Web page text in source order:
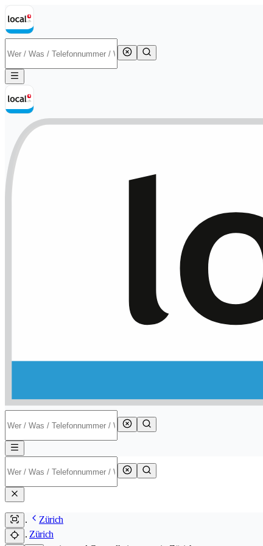
Zürich
Zürich